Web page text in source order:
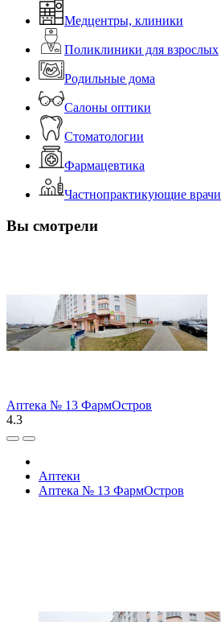
Медцентры, клиники
Поликлиники для взрослых
Родильные дома
Салоны оптики
Стоматологии
Фармацевтика
Частнопрактикующие врачи
Вы смотрели
Аптека № 13 ФармОстров
4.3
Аптеки
Аптека № 13 ФармОстров